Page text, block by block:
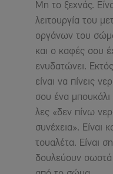
Μη το ξεχνάς.
λειτουργία του
οργάνων του
και ο καφές σου
ενυδατώνει.
είναι να πίνεις
σου ένα μπουκάλι
λες «δεν πίνω
συνέχεια». Είναι
τουαλέτα. Είναι
δουλεύουν σωστά